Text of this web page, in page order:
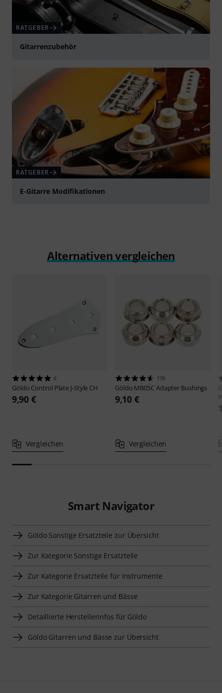
RATGEBER
Gitarrenzubehör
RATGEBER
E-Gitarre Modifikationen
Alternativen vergleichen
6
Göldo Control Plate J-Style CH
9,90 €
Vergleichen
178
Göldo MB05C Adapter Bushings
9,10 €
Vergleichen
Smart Navigator
Göldo Sonstige Ersatzteile zur Übersicht
Zur Kategorie Sonstige Ersatzteile
Zur Kategorie Ersatzteile für Instrumente
Zur Kategorie Gitarren und Bässe
Detaillierte Herstellerinfos für Göldo
Göldo Gitarren und Bässe zur Übersicht